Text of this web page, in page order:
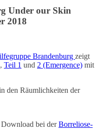
Under our Skin
2018
Brandenburg zeigt
Teil 1 und 2 (Emergence) mit
den Räumlichkeiten der
bei derBorreliose-